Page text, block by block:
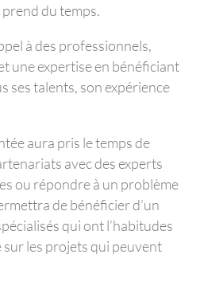
du temps.
à des professionnels,
une expertise en bénéficiant
ses talents, son expérience
aura pris le temps de
avec des experts
ou répondre à un problème
de bénéficier d’un
qui ont l’habitudes
les projets qui peuvent